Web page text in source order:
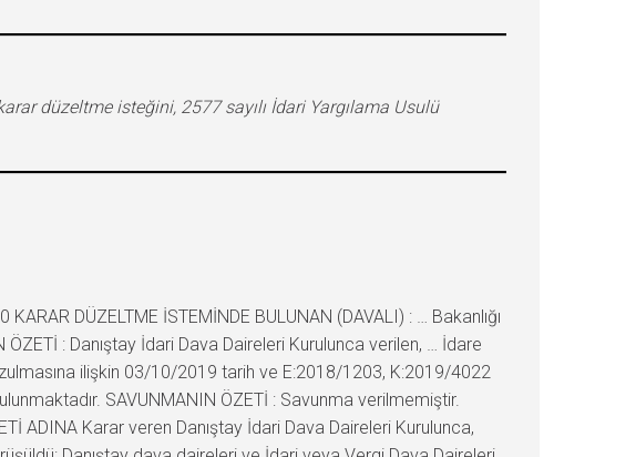
düzeltme isteğini, 2577 sayılı İdari Yargılama Usulü
DÜZELTME İSTEMİNDE BULUNAN (DAVALI) : … Bakanlığı
: Danıştay İdari Dava Daireleri Kurulunca verilen, … İdare
ilişkin 03/10/2019 tarih ve E:2018/1203, K:2019/4022
SAVUNMANIN ÖZETİ : Savunma verilmemiştir.
ADINA Karar veren Danıştay İdari Dava Daireleri Kurulunca,